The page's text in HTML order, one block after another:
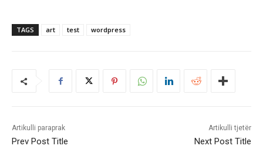
TAGS art test wordpress
Artikulli paraprak
Prev Post Title
Artikulli tjetër
Next Post Title